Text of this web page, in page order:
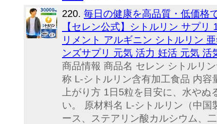
220. 毎日の健康を高品質・低価格
【セレン公式】シトルリン サプ
リメント アルギニン シトルリン
ンズサプリ 元気 活力 妊活 元気 活
商品情報 商品名 セレン シトルリ
称 L-シトルリン含有加工食品 内
上がり方 1日5粒を目安に、水や
い。 原材料名 L-シトルリン（中
ース、ステアリン酸カルシウム、